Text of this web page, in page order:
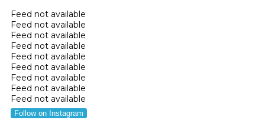
Feed not available
Feed not available
Feed not available
Feed not available
Feed not available
Feed not available
Feed not available
Feed not available
Feed not available
Follow on Instagram